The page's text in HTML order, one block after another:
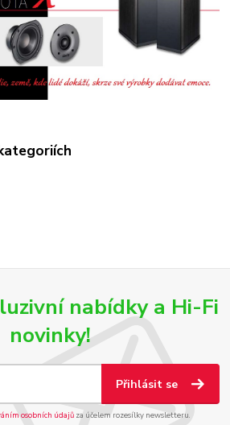
nabídky a Hi-Fi
novinky!
Přihlásit se
osobních údajůza účelem rozesílky newsletteru.